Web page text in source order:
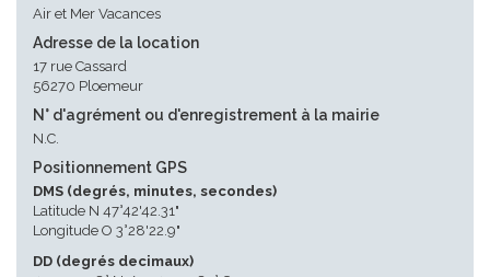
Air et Mer Vacances
Adresse de la location
17 rue Cassard
56270 Ploemeur
N° d'agrément ou d'enregistrement à la mairie
N.C.
Positionnement GPS
DMS (degrés, minutes, secondes)
Latitude N 47°42'42.31"
Longitude O 3°28'22.9"
DD (degrés decimaux)